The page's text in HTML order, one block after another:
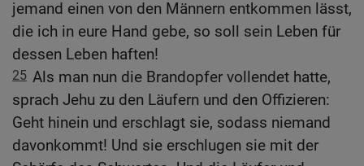
jemand einen von den Männern entkommen lässt,
die ich in eure Hand gebe, so soll sein Leben für
dessen Leben haften!
25 Als man nun die Brandopfer vollendet hatte,
sprach Jehu zu den Läufern und den Offizieren:
Geht hinein und erschlagt sie, sodass niemand
davonkommt! Und sie erschlugen sie mit der